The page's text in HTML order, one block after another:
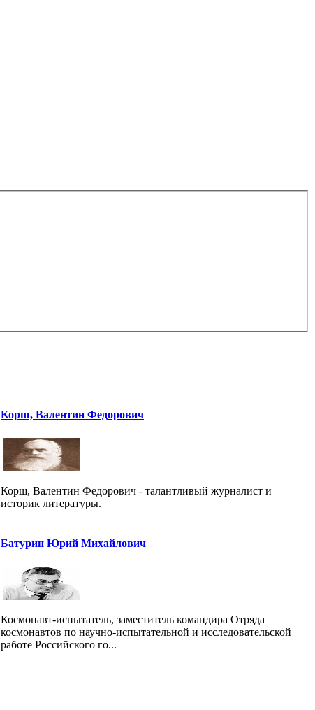
Корш, Валентин Федорович
Корш, Валентин Федорович - талантливый журналист и
историк литературы.
Батурин Юрий Михайлович
Космонавт-испытатель, заместитель командира Отряда
космонавтов по научно-испытательной и исследовательской
работе Российского го...